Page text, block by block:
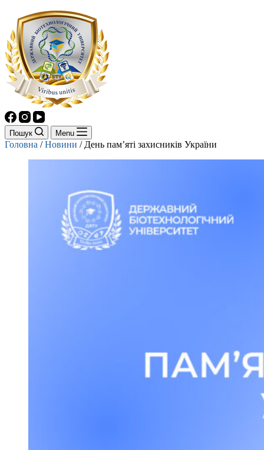
Пошук Menu
Головна /Новини / День памʼяті захисників України